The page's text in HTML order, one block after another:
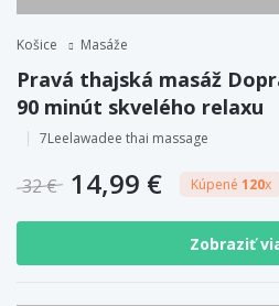
Košice Masáže
Pravá thajská masáž
90 minút skvelého relaxu
7Leelawadee thai massage
32 € 14,99 € Kúpené 120x
Zobraziť